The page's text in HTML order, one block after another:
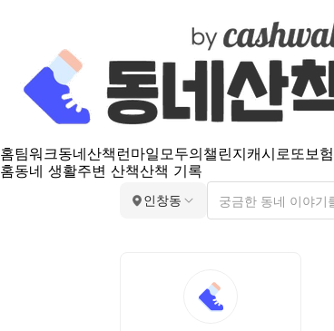
홈팀워크동네산책 런마일모두의챌린지캐시로또보험
홈동네 생활주변 산책산책 기록
인창동